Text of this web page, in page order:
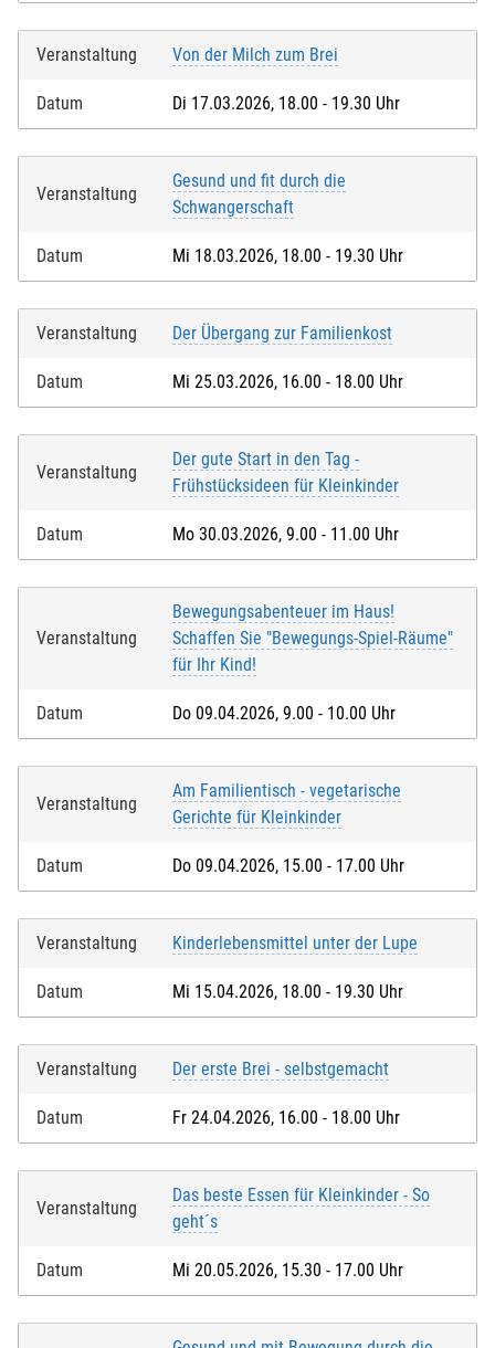
Veranstaltung Von der Milch zum Brei
Datum Di 17.03.2026, 18.00 - 19.30 Uhr
Veranstaltung
Gesund und fit durch die
Schwangerschaft
Datum Mi 18.03.2026, 18.00 - 19.30 Uhr
Veranstaltung Der Übergang zur Familienkost
Datum Mi 25.03.2026, 16.00 - 18.00 Uhr
Veranstaltung
Der gute Start in den Tag -
Frühstücksideen für Kleinkinder
Datum Mo 30.03.2026, 9.00 - 11.00 Uhr
Veranstaltung
Bewegungsabenteuer im Haus!
Schaffen Sie "Bewegungs-Spiel-Räume"
für Ihr Kind!
Datum Do 09.04.2026, 9.00 - 10.00 Uhr
Veranstaltung
Am Familientisch - vegetarische
Gerichte für Kleinkinder
Datum Do 09.04.2026, 15.00 - 17.00 Uhr
Veranstaltung Kinderlebensmittel unter der Lupe
Datum Mi 15.04.2026, 18.00 - 19.30 Uhr
Veranstaltung Der erste Brei - selbstgemacht
Datum Fr 24.04.2026, 16.00 - 18.00 Uhr
Veranstaltung
Das beste Essen für Kleinkinder - So
geht´s
Datum Mi 20.05.2026, 15.30 - 17.00 Uhr